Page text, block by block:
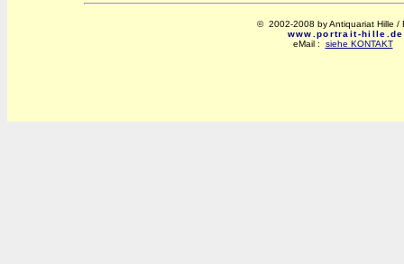
© 2002-2008 by Antiquariat Hille /
www.portrait-hille.de
eMail : siehe KONTAKT